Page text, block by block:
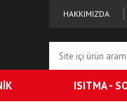
HAKKIMIZDA
ISITMA -